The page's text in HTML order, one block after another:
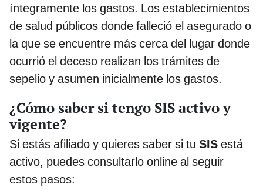
íntegramente los gastos. Los establecimientos
de salud públicos donde falleció el asegurado o
la que se encuentre más cerca del lugar donde
ocurrió el deceso realizan los trámites de
sepelio y asumen inicialmente los gastos.
¿Cómo saber si tengo SIS activo y
vigente?
Si estás afiliado y quieres saber si tu SIS está
activo, puedes consultarlo online al seguir
estos pasos: